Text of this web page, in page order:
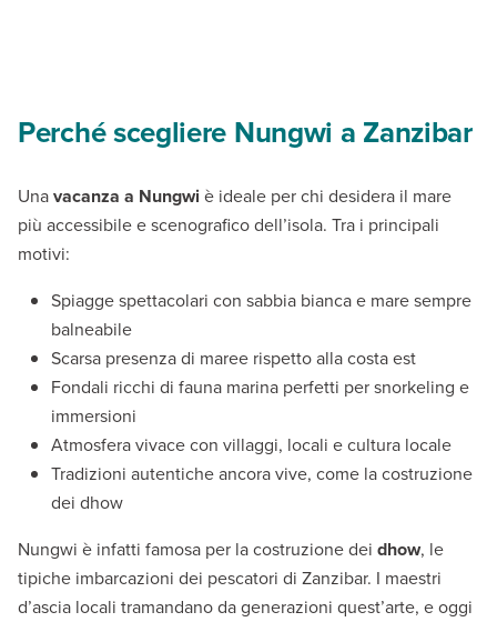
Perché scegliere Nungwi a Zanzibar
Unavacanza a Nungwi è ideale per chi desidera il mare
più accessibile e scenografico dell’isola. Tra i principali
motivi:
Spiagge spettacolari con sabbia bianca e mare sempre
balneabile
Scarsa presenza di maree rispetto alla costa est
Fondali ricchi di fauna marina perfetti per snorkeling e
immersioni
Atmosfera vivace con villaggi, locali e cultura locale
Tradizioni autentiche ancora vive, come la costruzione
dei dhow
Nungwi è infatti famosa per la costruzione dei dhow, le
tipiche imbarcazioni dei pescatori di Zanzibar. I maestri
d’ascia locali tramandano da generazioni quest’arte, e oggi